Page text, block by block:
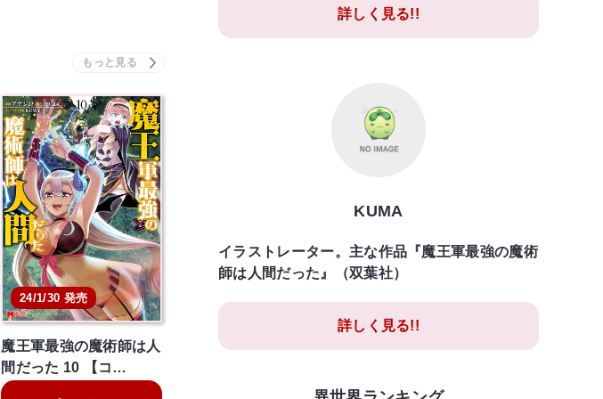
24/1/30 発売
魔王軍最強の魔術師は人
間だった 10 【コ…
詳しく見る!!
KUMA
イラストレーター。主な作品『魔王軍最強の魔術
師は人間だった』（双葉社）
詳しく見る!!